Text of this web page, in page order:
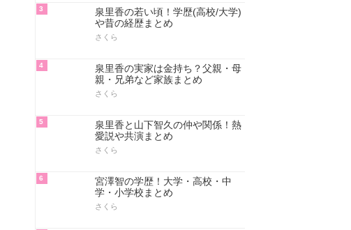
3
泉里香の若い頃！学歴(高校/大学)
や昔の経歴まとめ
さくら
4
泉里香の実家は金持ち？父親・母
親・兄弟など家族まとめ
さくら
5
泉里香と山下智久の仲や関係！熱
愛説や共演まとめ
さくら
6
宮澤智の学歴！大学・高校・中
学・小学校まとめ
さくら